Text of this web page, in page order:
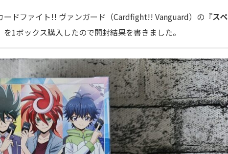
ードファイト!! ヴァンガード（Cardfight!! Vanguard）の『スペ
を1ボックス購入したので開封結果を書きました。